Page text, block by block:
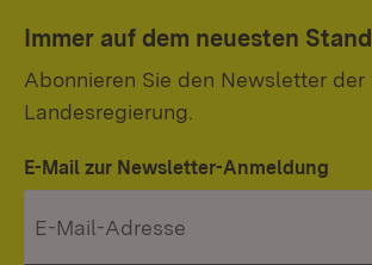
Immer auf dem neuesten Stand
Abonnieren Sie den Newsletter der
Landesregierung.
E-Mail zur Newsletter-Anmeldung